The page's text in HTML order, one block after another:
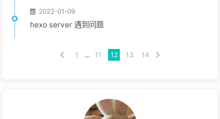
2022-01-09
hexo server 遇到问题
1 … 11 12 13 14